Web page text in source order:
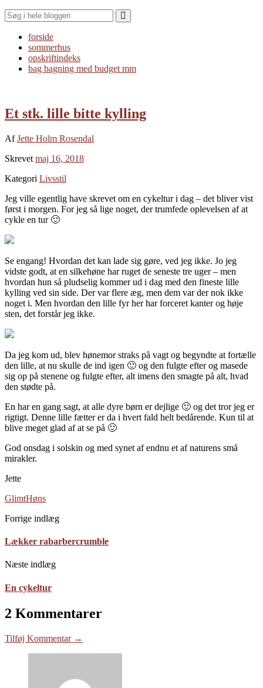
forside
sommerhus
opskriftindeks
bag bagning med budget mm
Et stk. lille bitte kylling
AfJette Holm Rosendal
Skrevet maj 16, 2018
Kategori Livsstil
Jeg ville egentlig have skrevet om en cykeltur i dag – det bliver vist
først i morgen. For jeg så lige noget, der trumfede oplevelsen af at
cykle en tur 🙂
Se engang! Hvordan det kan lade sig gøre, ved jeg ikke. Jo jeg
vidste godt, at en silkehøne har ruget de seneste tre uger – men
hvordan hun så pludselig kommer ud i dag med den fineste lille
kylling ved sin side. Der var flere æg, men dem var der nok ikke
noget i. Men hvordan den lille fyr her har forceret kanter og høje
sten, det forstår jeg ikke.
Da jeg kom ud, blev hønemor straks på vagt og begyndte at fortælle
den lille, at nu skulle de ind igen 🙂 og den fulgte efter og masede
sig op på stenene og fulgte efter, alt imens den smagte på alt, hvad
den stødte på.
En har en gang sagt, at alle dyre børn er dejlige 🙂 og det tror jeg er
rigtigt. Denne lille fætter er da i hvert fald helt bedårende. Kun til at
blive meget glad af at se på 🙂
God onsdag i solskin og med synet af endnu et af naturens små
mirakler.
Jette
GlimtHøns
Forrige indlæg
Lækker rabarbercrumble
Næste indlæg
En cykeltur
2 Kommentarer
Tilføj Kommentar →